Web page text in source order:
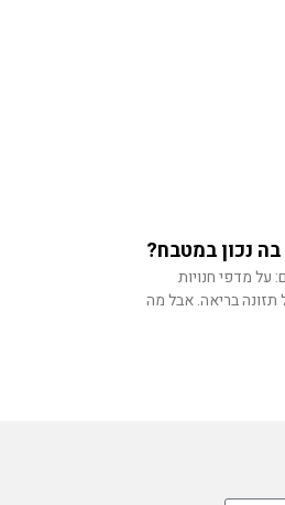
נכון במטבח?
על מדפי חנויות
בריאה. אבל מה